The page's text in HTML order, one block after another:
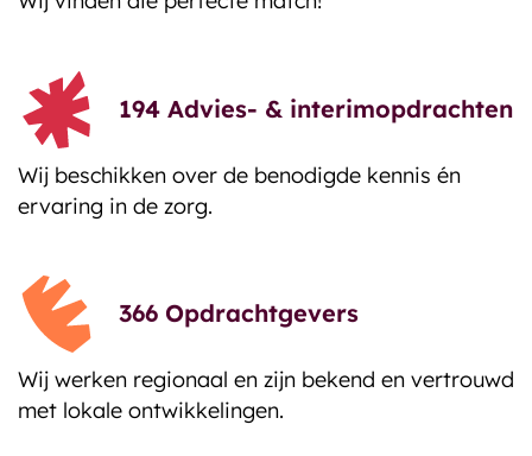
194 Advies- & interimopdrachten
Wij beschikken over de benodigde kennis én
ervaring in de zorg.
366 Opdrachtgevers
Wij werken regionaal en zijn bekend en vertrouwd
met lokale ontwikkelingen.